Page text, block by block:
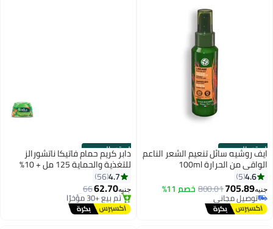
الستور الرسمي
ايف روشيه سائل تنعيم الشعر الناعم
الواقي من الحرارة 100ml
4.6
5
جنيه705.89
800.01خصم 11%
توصيل مجاني
توصيل مجاني
الستور الرسمي
دابر كريم حمام فاتيكا ناتشورالز
للتغذية والحماية 125 مل + 10%
خصم | حناء، لوز وصبار مع زيوت
فاتيكا المغذية
4.7
56
جنيه62.70
66
#25 في الكريمات والجيل واللوشن
توصيل مجاني
تم بيع +30 مؤخرًا
#25 في الكريمات والجيل واللوشن